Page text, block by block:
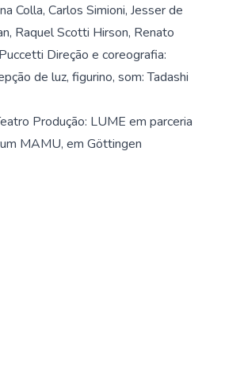
Colla, Carlos Simioni, Jesser de
Raquel Scotti Hirson, Renato
Direção e coreografia:
de luz, figurino, som: Tadashi
Produção: LUME em parceria
MAMU, em Göttingen